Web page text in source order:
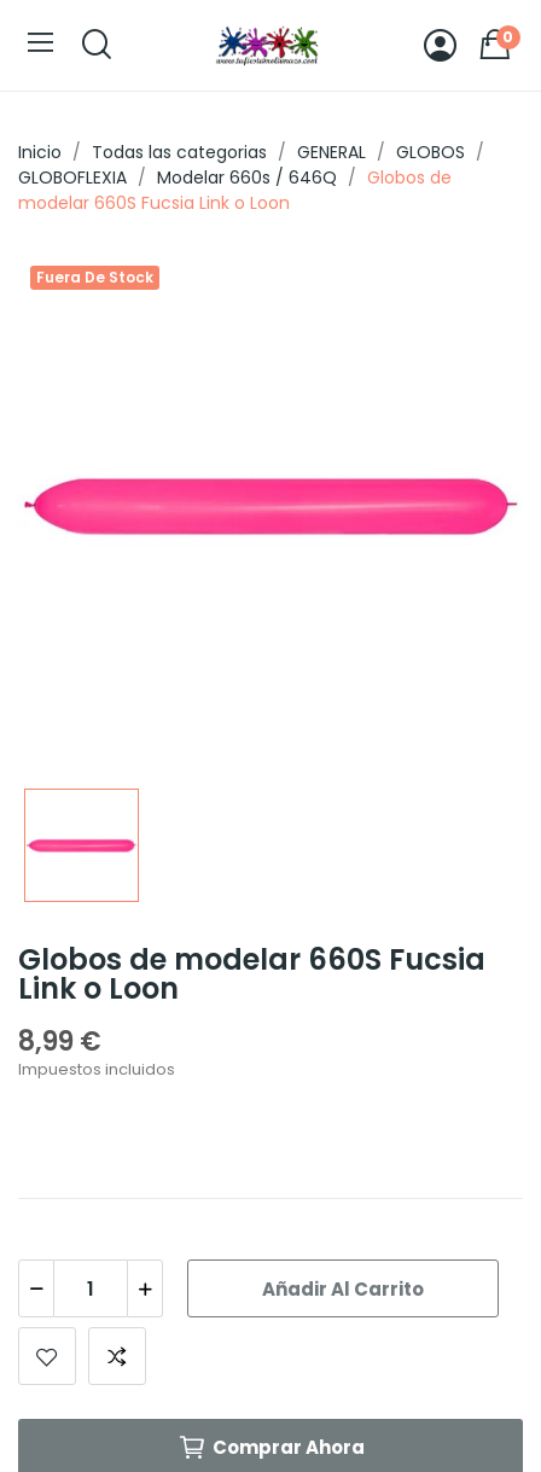
0
Inicio Todas las categorias GENERAL
GLOBOS
GLOBOFLEXIA
Modelar 660s / 646Q
Globos de
modelar 660S Fucsia Link o Loon
Fuera De Stock
Globos de modelar 660S Fucsia
Link o Loon
8,99 €
Impuestos incluidos
Añadir Al Carrito
Comprar Ahora